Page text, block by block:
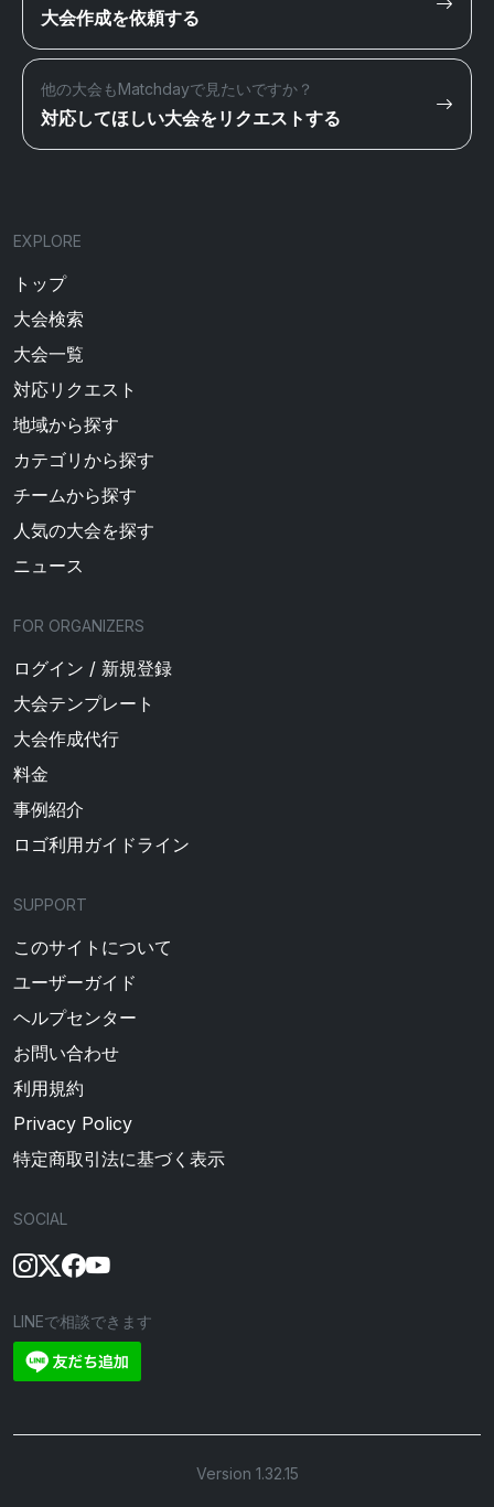
大会作成を依頼する
他の大会もMatchdayで見たいですか？
対応してほしい大会をリクエストする
EXPLORE
トップ
大会検索
大会一覧
対応リクエスト
地域から探す
カテゴリから探す
チームから探す
人気の大会を探す
ニュース
FOR ORGANIZERS
ログイン / 新規登録
大会テンプレート
大会作成代行
料金
事例紹介
ロゴ利用ガイドライン
SUPPORT
このサイトについて
ユーザーガイド
ヘルプセンター
お問い合わせ
利用規約
Privacy Policy
特定商取引法に基づく表示
SOCIAL
LINEで相談できます
Version 1.32.15